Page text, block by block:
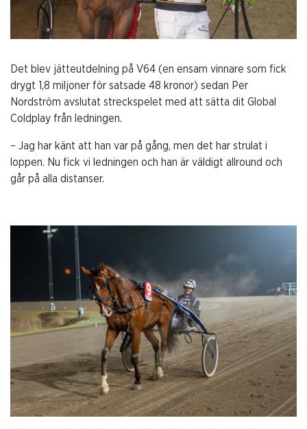
Det blev jätteutdelning på V64 (en ensam vinnare som fick
drygt 1,8 miljoner för satsade 48 kronor) sedan Per
Nordström avslutat streckspelet med att sätta dit Global
Coldplay från ledningen.
– Jag har känt att han var på gång, men det har strulat i
loppen. Nu fick vi ledningen och han är väldigt allround och
går på alla distanser.